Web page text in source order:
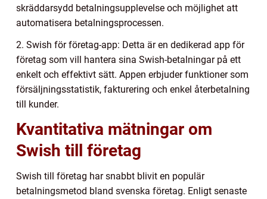
skräddarsydd betalningsupplevelse och möjlighet att
automatisera betalningsprocessen.
2. Swish för företag-app: Detta är en dedikerad app för
företag som vill hantera sina Swish-betalningar på ett
enkelt och effektivt sätt. Appen erbjuder funktioner som
försäljningsstatistik, fakturering och enkel återbetalning
till kunder.
Kvantitativa mätningar om
Swish till företag
Swish till företag har snabbt blivit en populär
betalningsmetod bland svenska företag. Enligt senaste